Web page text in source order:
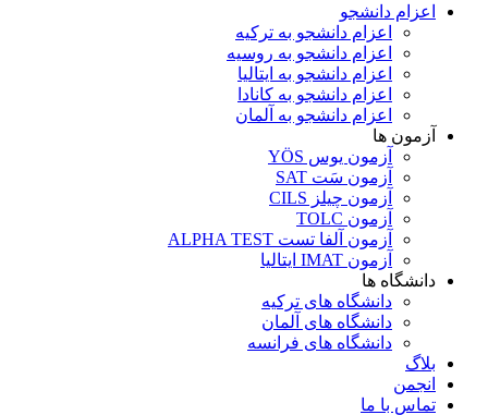
اعزام دانشجو
اعزام دانشجو به ترکیه
اعزام دانشجو به روسیه
اعزام دانشجو به ایتالیا
اعزام دانشجو به کانادا
اعزام دانشجو به آلمان
آزمون ها
آزمون یوس YÖS
آزمون سَت SAT
آزمون چیلز CILS‌
آزمون TOLC
آزمون آلفا تست ALPHA TEST
آزمون IMAT ایتالیا
دانشگاه ها
دانشگاه های ترکیه
دانشگاه های آلمان
دانشگاه های فرانسه
بلاگ
انجمن
تماس با ما